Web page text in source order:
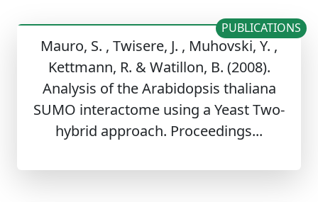
Mauro, S. , Twisere, J. , Muhovski, Y. ,
Kettmann, R. & Watillon, B. (2008).
Analysis of the Arabidopsis thaliana
SUMO interactome using a Yeast Two-
hybrid approach. Proceedings...
PUBLICATIONS